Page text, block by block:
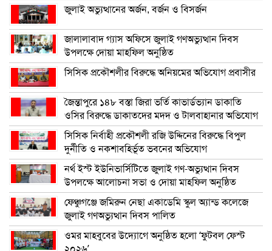
জুলাই অভ্যুত্থানের অর্জন, বর্জন ও বিসর্জন
জালালাবাদ গ্যাস অফিসে জুলাই গণঅভ্যুত্থান দিবস
উপলক্ষে দোয়া মাহফিল অনুষ্ঠিত
সিসিক প্রকৌশলীর বিরুদ্ধে অনিয়মের অভিযোগ প্রবাসীর
জৈন্তাপুরে ১৪৮ বস্তা জিরা ভর্তি কাভার্ডভ্যান ডাকাতি
ওসির বিরুদ্ধে ডাকাতদের মদদ ও টালবাহানার অভিযোগ
সিসিক নির্বাহী প্রকৌশলী রজি উদ্দিনের বিরুদ্ধে বিপুল
দুর্নীতি ও নকশাবহির্ভূত ভবনের অভিযোগ
নর্থ ইস্ট ইউনিভার্সিটিতে জুলাই গণ-অভ্যুত্থান দিবস
উপলক্ষে আলোচনা সভা ও দোয়া মাহফিল অনুষ্ঠিত
ফেঞ্চুগঞ্জে জমিরুন নেছা একাডেমি স্কুল অ্যান্ড কলেজে
জুলাই গণঅভ্যুত্থান দিবস পালিত
ওমর মাহবুবের উদ্যোগে অনুষ্ঠিত হলো ‘ফুটবল ফেস্ট